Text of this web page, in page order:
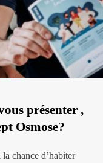
présenter ,
Osmose?
chance d’habiter